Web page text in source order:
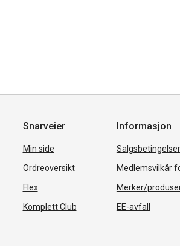
Snarveier
Min side
Ordreoversikt
Flex
Komplett Club
Informasjon
Salgsbetingelser
Medlemsvilkår
Merker/
EE-avfall